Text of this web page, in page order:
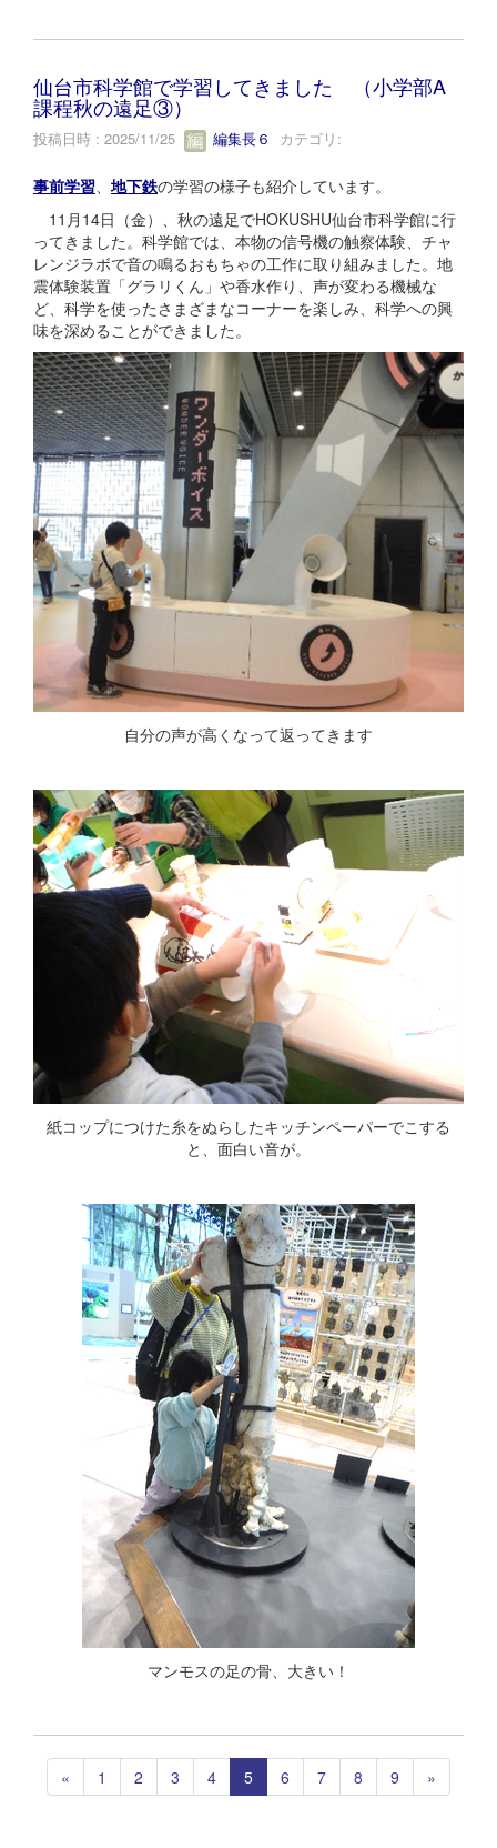
仙台市科学館で学習してきました （小学部A
課程秋の遠足③）
投稿日時 : 2025/11/25 編集長６ カテゴリ:
事前学習 地下鉄の学習の様子も紹介しています。
11月14日（金）、秋の遠足でHOKUSHU仙台市科学館に行
ってきました。科学館では、本物の信号機の触察体験、チャ
レンジラボで音の鳴るおもちゃの工作に取り組みました。地
震体験装置「グラリくん」や香水作り、声が変わる機械な
ど、科学を使ったさまざまなコーナーを楽しみ、科学への興
味を深めることができました。
自分の声が高くなって返ってきます
紙コップにつけた糸をぬらしたキッチンペーパーでこする
と、面白い音が。
マンモスの足の骨、大きい！
« 1 2 3 4 5 6 7 8 9 »